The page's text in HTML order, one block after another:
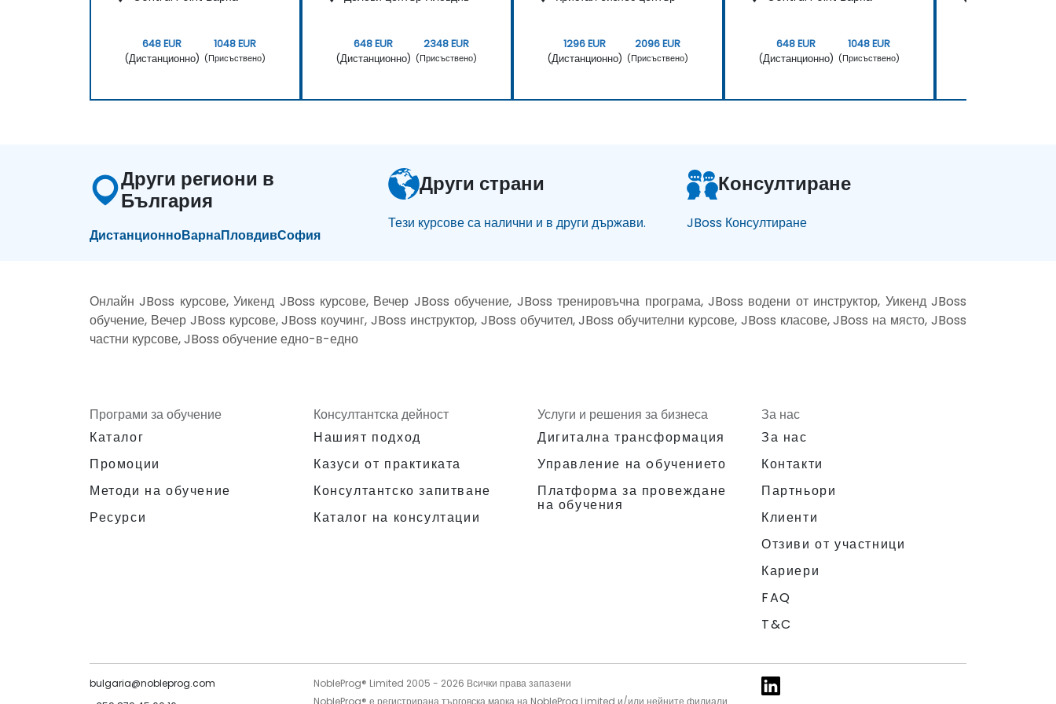
648 EUR
(Дистанционно)
1048 EUR
(Присъствено)
648 EUR
(Дистанционно)
2348 EUR
(Присъствено)
1296 EUR
(Дистанционно)
2096 EUR
(Присъствено)
648 EUR
(Дистанционно)
1048 EUR
(Присъствено)
Други региони в
България
ДистанционноВарнаПловдивСофия
Други страни
Тези курсове са налични и в други държави.
Консултиране
JBoss Консултиране
Онлайн JBoss курсове, Уикенд JBoss курсове, Вечер JBoss обучение, JBoss тренировъчна програма, JBoss водени от инструктор, Уикенд JBoss
обучение, Вечер JBoss курсове, JBoss коучинг, JBoss инструктор, JBoss обучител, JBoss обучителни курсове, JBoss класове, JBoss на място, JBoss
частни курсове, JBoss обучение едно-в-едно
Програми за обучение
Каталог
Промоции
Методи на обучение
Ресурси
Консултантска дейност
Нашият подход
Казуси от практиката
Консултантско запитване
Каталог на консултации
Услуги и решения за бизнеса
Дигитална трансформация
Управление на oбучението
Платформа за провеждане
на обучения
За нас
За нас
Контакти
Партньори
Клиенти
Отзиви от участници
Кариери
FAQ
T&C
bulgaria@nobleprog.com
NobleProg® Limited 2005 - 2026 Всички права запазени
NobleProg® е регистрирана търговска марка на NobleProg Limited и/или нейните филиали.